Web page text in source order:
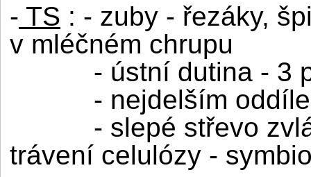
- TS : - zuby - řezáky,
v mléčném chrupu
- ústní dutina - 3
- nejdelším
- slepé střevo
trávení celulózy -